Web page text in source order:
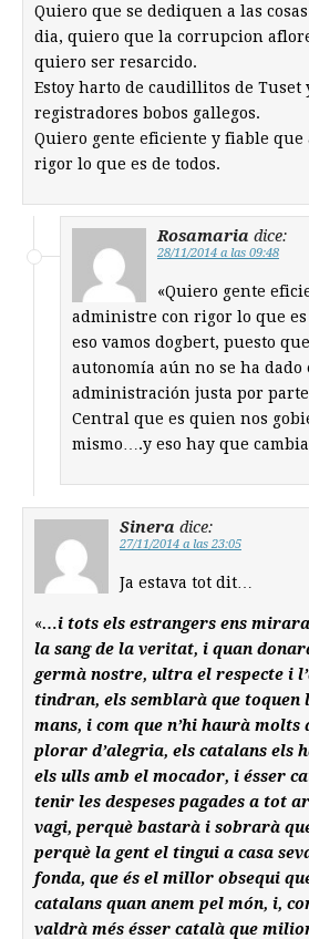
Quiero que se dediquen a las
dia, quiero que la corrupcion
quiero ser resarcido.
Estoy harto de caudillitos de Tuset
registradores bobos gallegos.
Quiero gente eficiente y fiable
rigor lo que es de todos.
Rosamaria dice:
28/11/2014 a las 09:48
«Quiero gente
administre con rigor lo que
eso vamos dogbert, puesto
autonomía aún no se ha dado
administración justa por
Central que es quien nos
mismo….y eso hay que
Sinera dice:
27/11/2014 a las 23:05
Ja estava tot dit…
«…i tots els estrangers ens
la sang de la veritat, i quan
germà nostre, ultra el respecte i
tindran, els semblarà que toquen
mans, i com que n’hi haurà molts
plorar d’alegria, els catalans els
els ulls amb el mocador, i ésser
tenir les despeses pagades a tot
vagi, perquè bastarà i sobrarà
perquè la gent el tingui a casa
fonda, que és el millor obsequi
catalans quan anem pel món, i,
valdrà més ésser català que